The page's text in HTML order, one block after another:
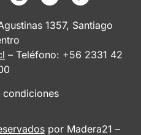
1357, Santiago
– Teléfono: +56 2331 42
condiciones
por Madera21 –